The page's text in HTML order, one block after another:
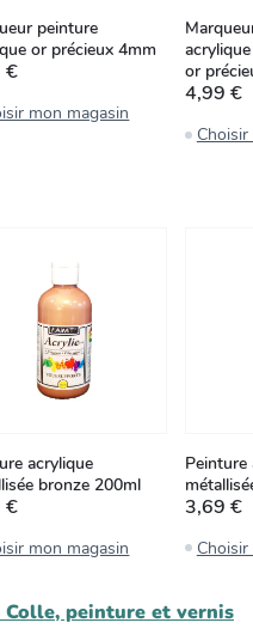
peinture
or précieux 4mm
€
mon magasin
or
4,99 €
acrylique
bronze 200ml
€
mon magasin
Peinture
3,69 €
Colle, peinture et vernis